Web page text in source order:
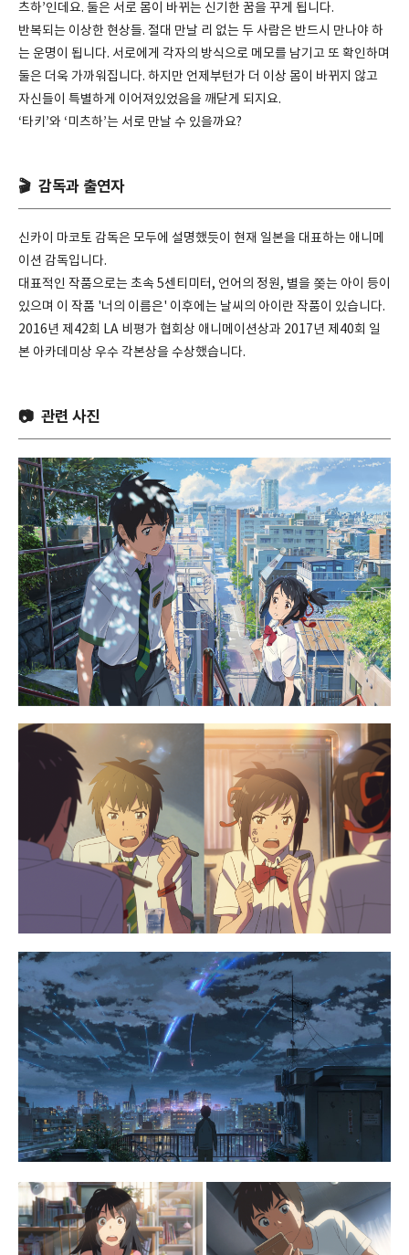
츠하’인데요. 둘은 서로 몸이 바뀌는 신기한 꿈을 꾸게 됩니다.
반복되는 이상한 현상들. 절대 만날 리 없는 두 사람은 반드시 만나야 하
는 운명이 됩니다. 서로에게 각자의 방식으로 메모를 남기고 또 확인하며
둘은 더욱 가까워집니다. 하지만 언제부턴가 더 이상 몸이 바뀌지 않고
자신들이 특별하게 이어져있었음을 깨닫게 되지요.
‘타키’와 ‘미츠하’는 서로 만날 수 있을까요?
🎬 감독과 출연자
신카이 마코토 감독은 모두에 설명했듯이 현재 일본을 대표하는 애니메
이션 감독입니다.
대표적인 작품으로는 초속 5센티미터, 언어의 정원, 별을 쫒는 아이 등이
있으며 이 작품 '너의 이름은' 이후에는 날씨의 아이란 작품이 있습니다.
2016년 제42회 LA 비평가 협회상 애니메이션상과 2017년 제40회 일
본 아카데미상 우수 각본상을 수상했습니다.
📷 관련 사진